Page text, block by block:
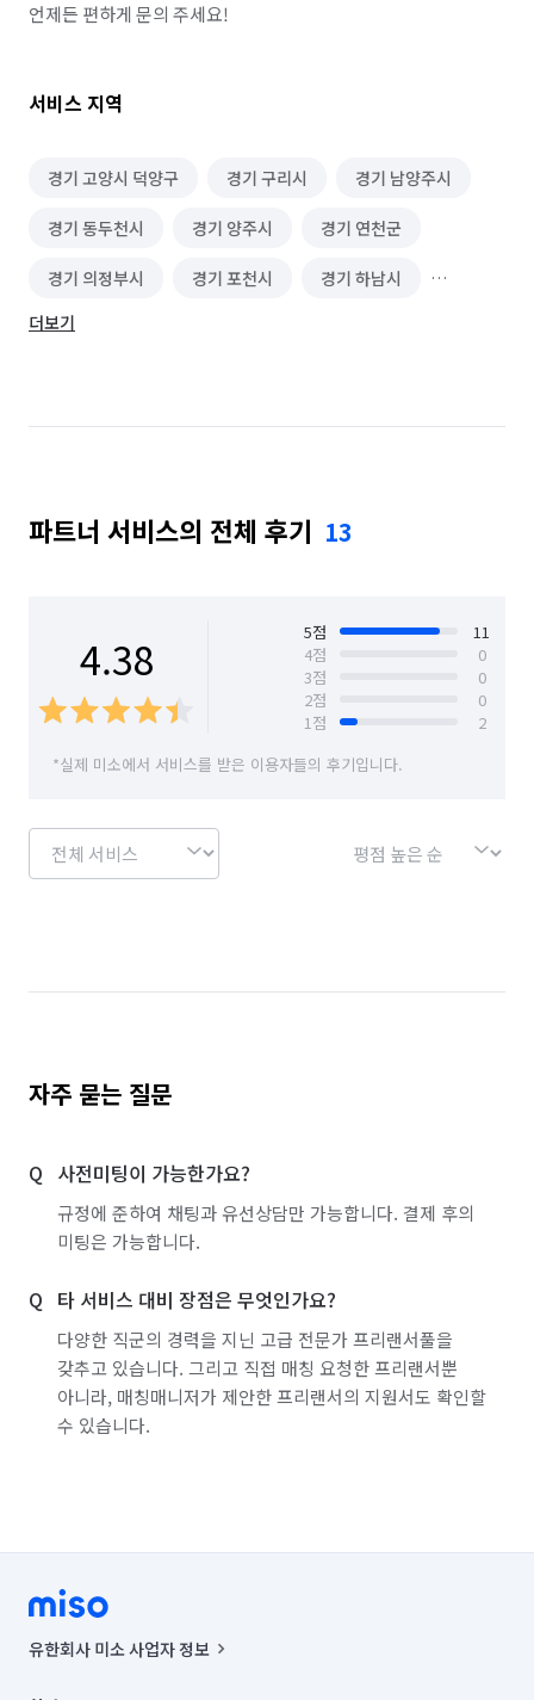
언제든 편하게 문의 주세요!
서비스 지역
경기 고양시 덕양구 경기 구리시 경기 남양주시
경기 동두천시 경기 양주시 경기 연천군
경기 의정부시 경기 포천시 경기 하남시
서울 강남구
서울 구로구 서울 금천구 서울 노원구
서울 마포구 서울 서대문구 서울 서초구
서울 용산구
서울 은평구 서울 중구
서울 중랑구
더보기
파트너 서비스의 전체 후기 13
4.38 5점
11
4점
0
3점
0
2점
0
1점
2
*실제 미소에서 서비스를 받은 이용자들의 후기입니다.
자주 묻는 질문
사전미팅이 가능한가요?
규정에 준하여 채팅과 유선상담만 가능합니다. 결제 후의
미팅은 가능합니다.
타 서비스 대비 장점은 무엇인가요?
다양한 직군의 경력을 지닌 고급 전문가 프리랜서풀을
갖추고 있습니다. 그리고 직접 매칭 요청한 프리랜서뿐
아니라, 매칭매니저가 제안한 프리랜서의 지원서도 확인할
수 있습니다.
유한회사 미소 사업자 정보